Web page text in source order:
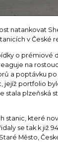
natankovat
v České
o prémiové
na
a poptávku po
jejíž portfolio
stala plzeňská
stanic, které
se tak k již
Město,